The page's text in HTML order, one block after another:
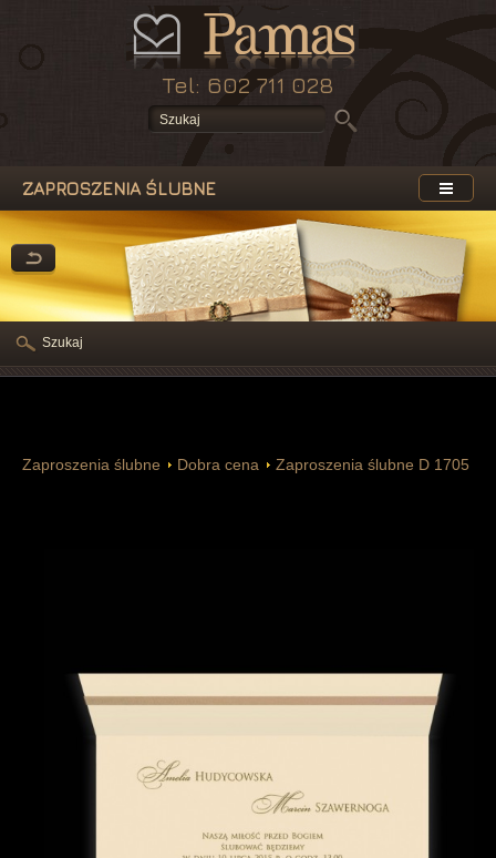
Tel: 602 711 028
ZAPROSZENIA ŚLUBNE
Zaproszenia ślubne Dobra cena Zaproszenia ślubne D 1705
Szukaj